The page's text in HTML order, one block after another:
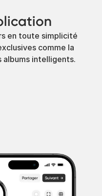
en toute simplicité
comme la
albums intelligents.